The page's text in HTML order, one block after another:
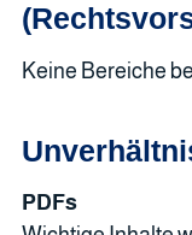
Keine Bereiche
PDFs